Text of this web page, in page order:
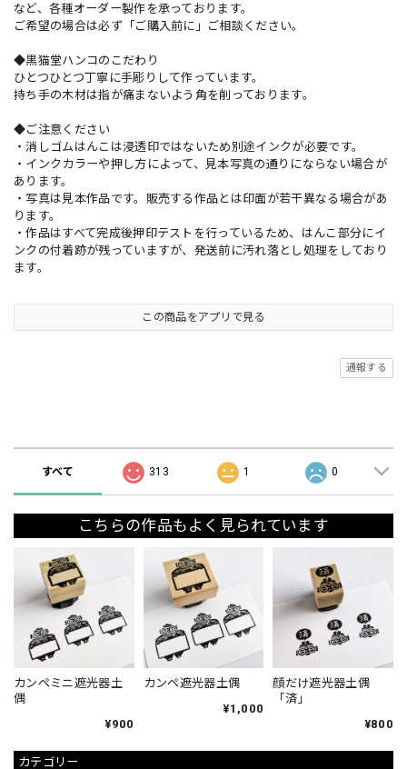
カテゴリー
など、各種オーダー製作を承っております。
ご希望の場合は必ず「ご購入前に」ご相談ください。
◆黒猫堂ハンコのこだわり
ひとつひとつ丁寧に手彫りして作っています。
持ち手の木材は指が痛まないよう角を削っております。
◆ご注意ください
・消しゴムはんこは浸透印ではないため別途インクが必要です。
・インクカラーや押し方によって、見本写真の通りにならない場合が
あります。
・写真は見本作品です。販売する作品とは印面が若干異なる場合があ
ります。
・作品はすべて完成後押印テストを行っているため、はんこ部分にイ
ンクの付着跡が残っていますが、発送前に汚れ落とし処理をしており
ます。
この商品をアプリで見る
通報する
すべて 313 1 0
こちらの作品もよく見られています
カンペミニ遮光器土
偶
¥900
カンペ遮光器土偶
¥1,000
顔だけ遮光器土偶
「済」
¥800